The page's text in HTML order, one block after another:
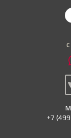
+7